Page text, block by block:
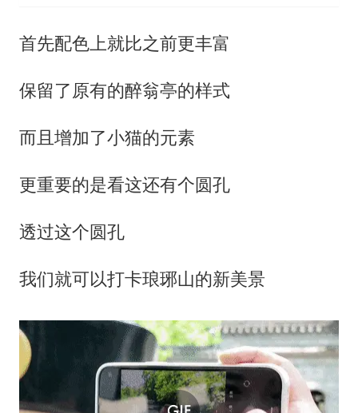
首先配色上就比之前更丰富
保留了原有的醉翁亭的样式
而且增加了小猫的元素
更重要的是看这还有个圆孔
透过这个圆孔
我们就可以打卡琅琊山的新美景